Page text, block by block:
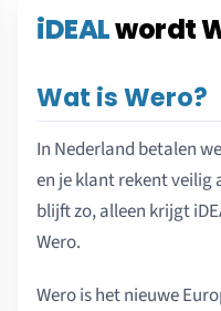
iDEALwordt
Wat is Wero?
In Nederland betalen
en je klant rekent veilig
blijft zo, alleen krijgt
Wero.
Wero is het nieuwe